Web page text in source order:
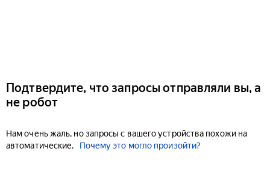
Подтвердите, что запросы отправляли вы, а
не робот
Нам очень жаль, но запросы с вашего устройства похожи на
автоматические.
Почему это могло произойти?